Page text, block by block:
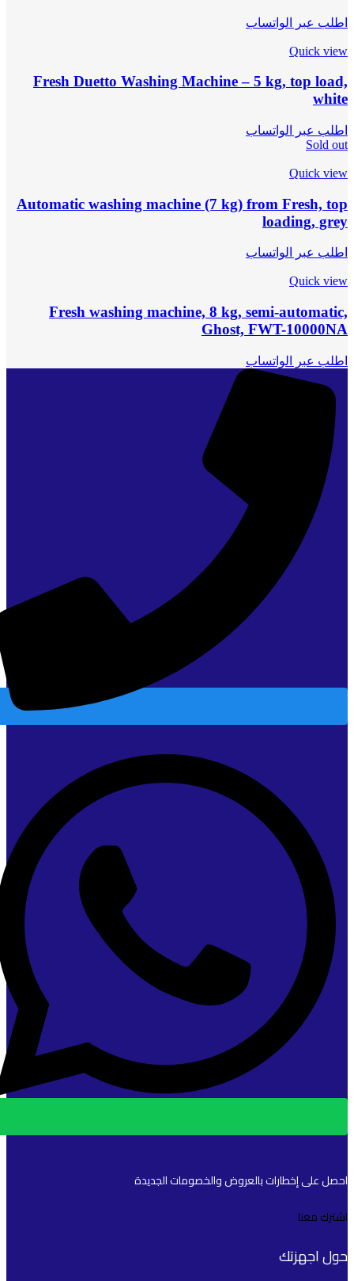
اطلب عبر الواتساب
Quick view
Fresh Duetto Washing Machine – 5 kg, top load,
white
اطلب عبر الواتساب
Sold out
Quick view
Automatic washing machine (7 kg) from Fresh, top
loading, grey
اطلب عبر الواتساب
Quick view
Fresh washing machine, 8 kg, semi-automatic,
Ghost, FWT-10000NA
اطلب عبر الواتساب
احصل على إخطارات بالعروض والخصومات الجديدة
اشترك معنا
حول اجهزتك